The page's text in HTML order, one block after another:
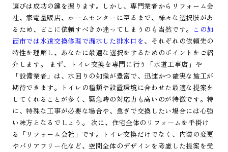
選びは成功の鍵を握ります。しかし、専門業者からリフォーム会
社、家電量販店、ホームセンターに至るまで、様々な選択肢があ
るため、どこに依頼すべきか迷ってしまうのも当然です。
この加
西市では水道交換修理で漏水した排水口を、それぞれの依頼先の
特性を理解し、あなたに最適な選択をするためのポイントをご紹
介します。 まず、トイレ交換を専門に行う「水道工事店」や
「設備業者」は、水回りの知識が豊富で、迅速かつ確実な施工が
期待できます。トイレの種類や設置環境に合わせた最適な提案を
してくれることが多く、緊急時の対応力も高いのが特徴です。特
に、特殊な工事が必要な場合や、急ぎで交換したい場合には心強
い味方となるでしょう。 次に、住宅全体のリフォームを手掛け
る「リフォーム会社」です。トイレ交換だけでなく、内装の変更
やバリアフリー化など、空間全体のデザインを考慮した提案を受